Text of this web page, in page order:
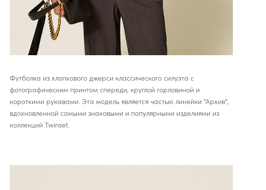
Футболка из хлопкового джерси классического силуэта с
фотографическим принтом спереди, круглой горловиной и
короткими рукавами. Эта модель является частью линейки "Архив",
вдохновленной самыми знаковыми и популярными изделиями из
коллекций Twinset.